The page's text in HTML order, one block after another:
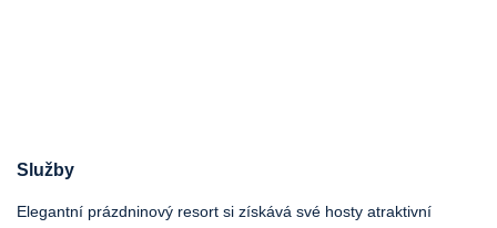
Služby
Elegantní prázdninový resort si získává své hosty atraktivní